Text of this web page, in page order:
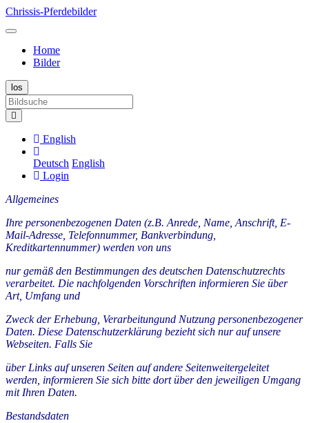
Chrissis-Pferdebilder
Home
Bilder
English
Deutsch English
Login
Allgemeines
Ihre personenbezogenen Daten (z.B. Anrede, Name, Anschrift, E-
Mail-Adresse, Telefonnummer, Bankverbindung,
Kreditkartennummer) werden von uns
nur gemäß den Bestimmungen des deutschen Datenschutzrechts
verarbeitet. Die nachfolgenden Vorschriften informieren Sie über
Art, Umfang und
Zweck der Erhebung, Verarbeitungund Nutzung personenbezogener
Daten. Diese Datenschutzerklärung bezieht sich nur auf unsere
Webseiten. Falls Sie
über Links auf unseren Seiten auf andere Seitenweitergeleitet
werden, informieren Sie sich bitte dort über den jeweiligen Umgang
mit Ihren Daten.
Bestandsdaten